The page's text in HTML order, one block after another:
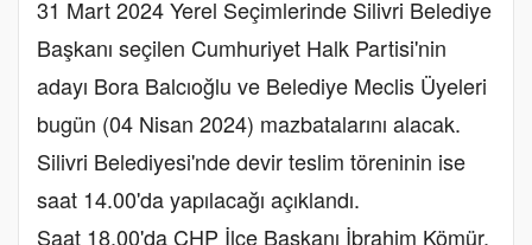
31 Mart 2024 Yerel Seçimlerinde Silivri Belediye
Başkanı seçilen Cumhuriyet Halk Partisi'nin
adayı Bora Balcıoğlu ve Belediye Meclis Üyeleri
bugün (04 Nisan 2024) mazbatalarını alacak.
Silivri Belediyesi'nde devir teslim töreninin ise
saat 14.00'da yapılacağı açıklandı.
Saat 18.00'da CHP İlçe Başkanı İbrahim Kömür,